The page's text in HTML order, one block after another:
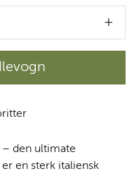
+
– den ultimate
en sterk italiensk